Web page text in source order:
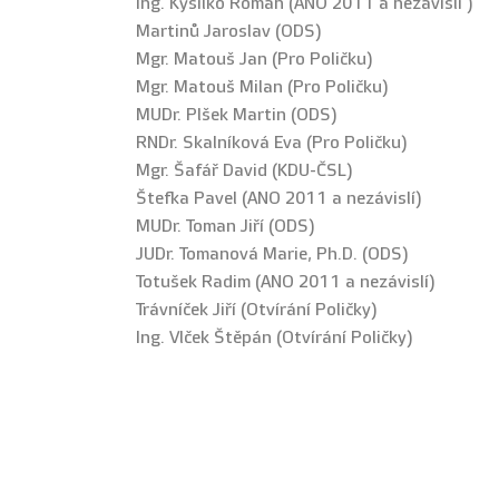
Martinů Jaroslav (ODS)
Mgr. Matouš Jan (Pro Poličku)
Mgr. Matouš Milan (Pro Poličku)
MUDr. Plšek Martin (ODS)
RNDr. Skalníková Eva (Pro Poličku)
Mgr. Šafář David (KDU-ČSL)
Štefka Pavel (ANO 2011 a nezávislí)
MUDr. Toman Jiří (ODS)
JUDr. Tomanová Marie, Ph.D. (ODS)
Totušek Radim (ANO 2011 a nezávislí)
Trávníček Jiří (Otvírání Poličky)
Ing. Vlček Štěpán (Otvírání Poličky)